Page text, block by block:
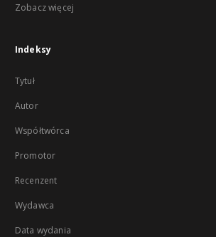
Zobacz więcej
Indeksy
Tytuł
Autor
Współtwórca
Promotor
Recenzent
Wydawca
Data wydania